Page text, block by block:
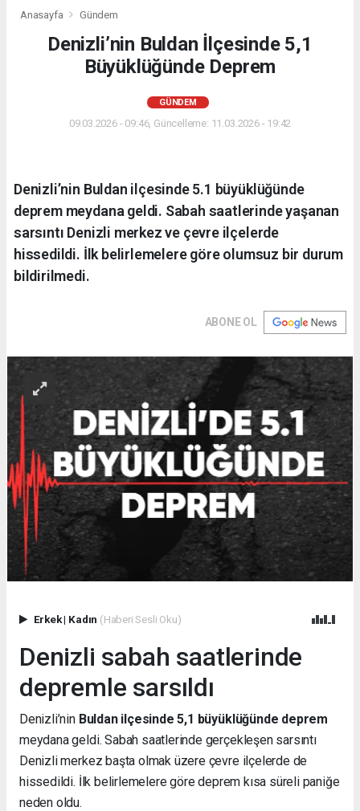
Anasayfa Gündem
Denizli’nin Buldan İlçesinde 5,1
Büyüklüğünde Deprem
GÜNDEM
09.03.2026 - 09:46, Güncelleme: 11.03.2026 - 19:42
Denizli’nin Buldan ilçesinde 5.1 büyüklüğünde
deprem meydana geldi. Sabah saatlerinde yaşanan
sarsıntı Denizli merkez ve çevre ilçelerde
hissedildi. İlk belirlemelere göre olumsuz bir durum
bildirilmedi.
ABONE OL
Erkek| Kadın (Haberi Sesli Oku)
Denizli sabah saatlerinde
depremle sarsıldı
Denizli’nin Buldan ilçesinde 5,1 büyüklüğünde deprem
meydana geldi. Sabah saatlerinde gerçekleşen sarsıntı
Denizli merkez başta olmak üzere çevre ilçelerde de
hissedildi. İlk belirlemelere göre deprem kısa süreli paniğe
neden oldu.